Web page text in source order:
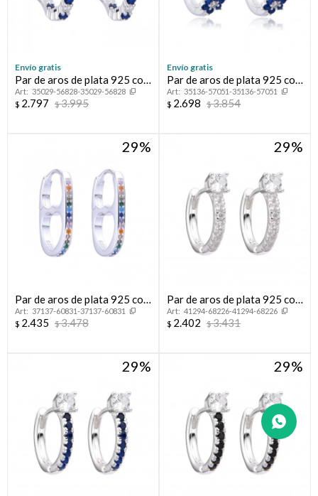
Envío gratis
Par de aros de plata 925 con
circonias.
35029-56828-35029-56828
$ 2.797 $3.995
Envío gratis
Par de aros de plata 925 con
circonias, FLORICIENTA.
35136-57051-35136-57051
$ 2.698 $3.854
29
Par de aros de plata 925 con
circonias.
37137-60831-37137-60831
$ 2.435 $3.478
29
Par de aros de plata 925 con
circonias.
41294-68226-41294-68226
$ 2.402 $3.431
29 29